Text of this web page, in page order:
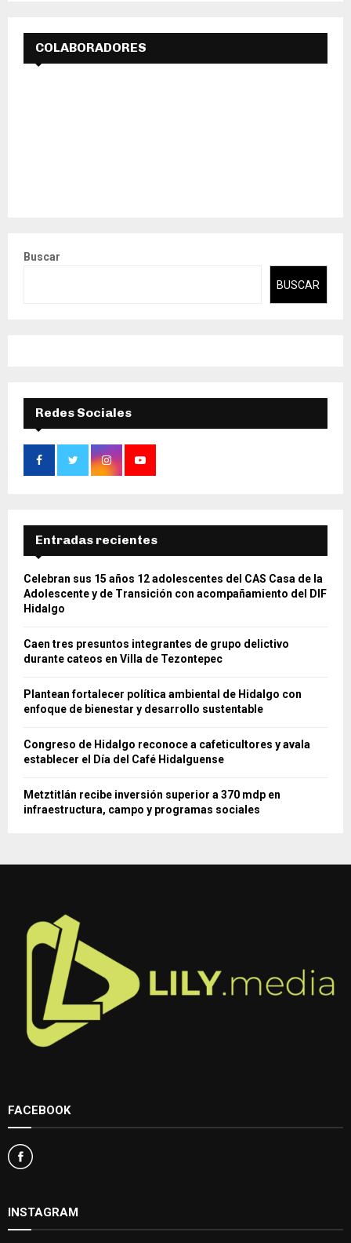
COLABORADORES
Buscar
BUSCAR
Redes Sociales
Entradas recientes
Celebran sus 15 años 12 adolescentes del CAS Casa de la
Adolescente y de Transición con acompañamiento del DIF
Hidalgo
Caen tres presuntos integrantes de grupo delictivo
durante cateos en Villa de Tezontepec
Plantean fortalecer política ambiental de Hidalgo con
enfoque de bienestar y desarrollo sustentable
Congreso de Hidalgo reconoce a cafeticultores y avala
establecer el Día del Café Hidalguense
Metztitlán recibe inversión superior a 370 mdp en
infraestructura, campo y programas sociales
FACEBOOK
INSTAGRAM